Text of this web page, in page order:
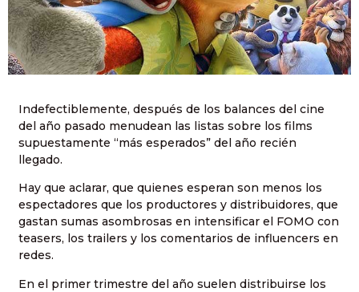
Indefectiblemente, después de los balances del cine
del año pasado menudean las listas sobre los films
supuestamente “más esperados” del año recién
llegado.
Hay que aclarar, que quienes esperan son menos los
espectadores que los productores y distribuidores, que
gastan sumas asombrosas en intensificar el FOMO con
teasers, los trailers y los comentarios de influencers en
redes.
En el primer trimestre del año suelen distribuirse los